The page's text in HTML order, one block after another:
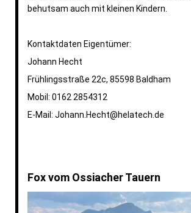
behutsam auch mit kleinen Kindern.
Kontaktdaten Eigentümer:
Johann Hecht
Frühlingsstraße 22c, 85598 Baldham
Mobil: 0162 2854312
E-Mail: Johann.Hecht@helatech.de
Fox vom Ossiacher Tauern